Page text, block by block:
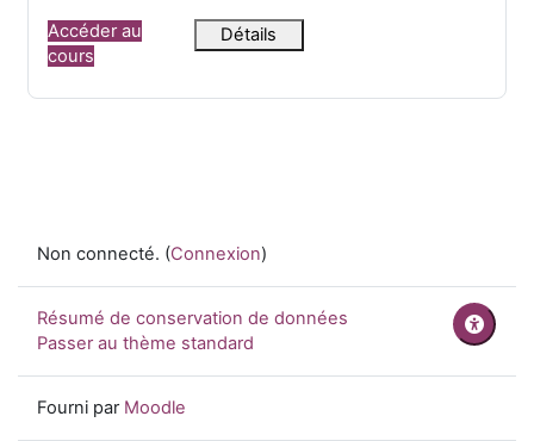
Accéder au
cours
Détails
Non connecté. (Connexion)
Résumé de conservation de données
Passer au thème standard
Fourni par Moodle